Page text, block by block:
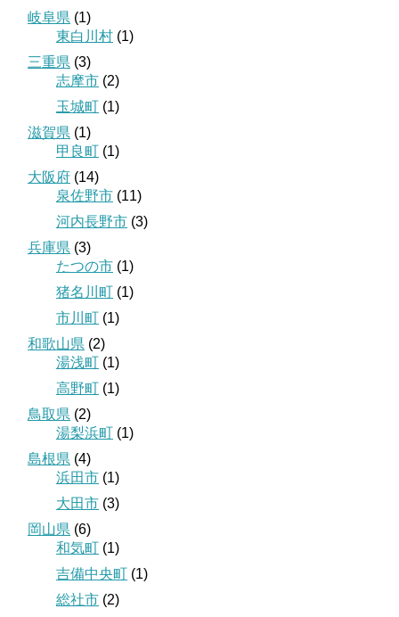
岐阜県 (1)
東白川村 (1)
三重県 (3)
志摩市 (2)
玉城町 (1)
滋賀県 (1)
甲良町 (1)
大阪府 (14)
泉佐野市 (11)
河内長野市 (3)
兵庫県 (3)
たつの市 (1)
猪名川町 (1)
市川町 (1)
和歌山県 (2)
湯浅町 (1)
高野町 (1)
鳥取県 (2)
湯梨浜町 (1)
島根県 (4)
浜田市 (1)
大田市 (3)
岡山県 (6)
和気町 (1)
吉備中央町 (1)
総社市 (2)